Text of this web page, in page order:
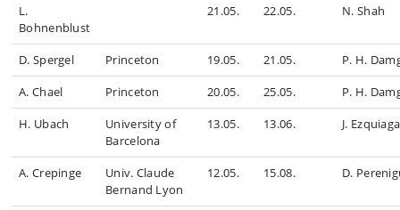
L.
Bohnenblust
21.05. 22.05. N. Shah
D. Spergel Princeton 19.05. 21.05.
P. H.
A. Chael
Princeton 20.05. 25.05.
P. H.
H. Ubach
University of
Barcelona
13.05. 13.06. J. Ezquiaga
A. Crepinge
Univ. Claude
Bernand Lyon
12.05. 15.08. D.